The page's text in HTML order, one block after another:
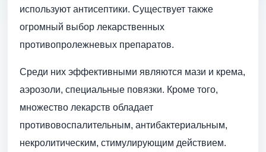
используют антисептики. Существует также
огромный выбор лекарственных
противопролежневых препаратов.
Среди них эффективными являются мази и крема,
аэрозоли, специальные повязки. Кроме того,
множество лекарств обладает
противовоспалительным, антибактериальным,
некролитическим, стимулирующим действием.